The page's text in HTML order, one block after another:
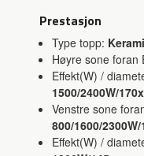
Prestasjon
Type topp:
Høyre sone foran
Effekt(W) /
1500/2400W/
Venstre sone
800/1600/
Effekt(W) /